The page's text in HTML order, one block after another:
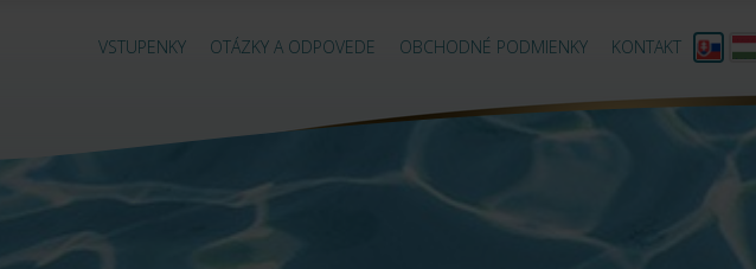
VSTUPENKY OTÁZKY A ODPOVEDE OBCHODNÉ PODMIENKY KONTAKT